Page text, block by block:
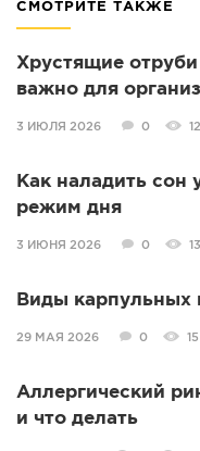
СМОТРИТЕ ТАКЖЕ
Хрустящие отруби
важно для
3 ИЮЛЯ 2026 0 12
Как наладить сон
режим дня
3 ИЮНЯ 2026 0 13
Виды карпульных
29 МАЯ 2026 0 15
Аллергический
и что делать